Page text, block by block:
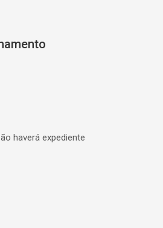
haverá expediente